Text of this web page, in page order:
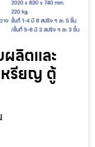
ลิตและ
หรียญ ตู้